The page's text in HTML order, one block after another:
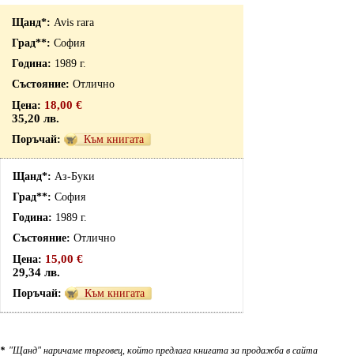
Avis rara
София
1989 г.
Отлично
18,00 €
35,20 лв.
Към книгата
Аз-Буки
София
1989 г.
Отлично
15,00 €
29,34 лв.
Към книгата
* "Щанд" наричаме търговец, който предлага книгата за продажба в сайта